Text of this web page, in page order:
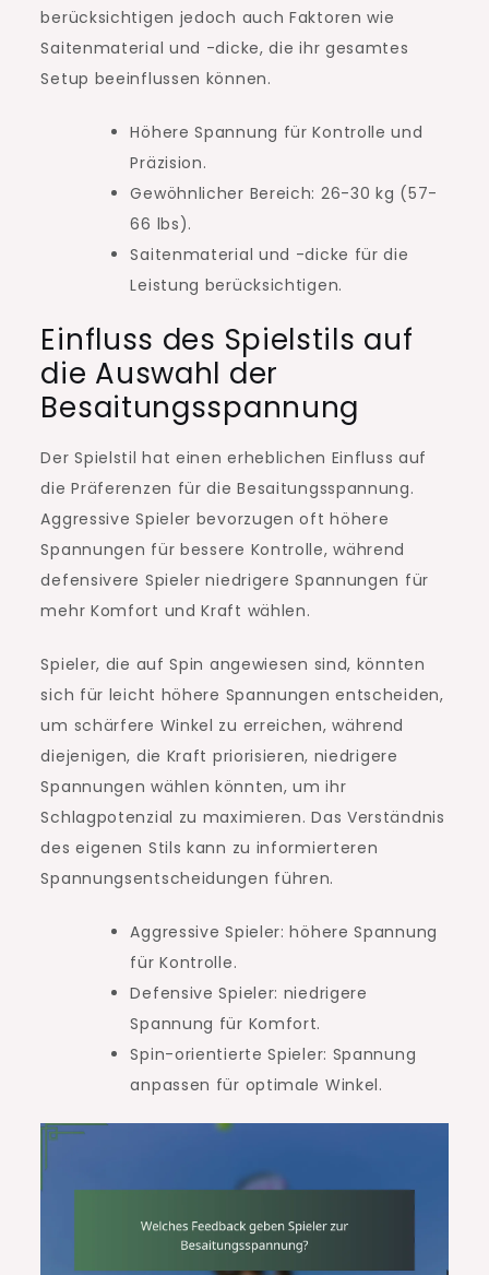
berücksichtigen jedoch auch Faktoren wie
Saitenmaterial und -dicke, die ihr gesamtes
Setup beeinflussen können.
Höhere Spannung für Kontrolle und
Präzision.
Gewöhnlicher Bereich: 26-30 kg (57-
66 lbs).
Saitenmaterial und -dicke für die
Leistung berücksichtigen.
Einfluss des Spielstils auf
die Auswahl der
Besaitungsspannung
Der Spielstil hat einen erheblichen Einfluss auf
die Präferenzen für die Besaitungsspannung.
Aggressive Spieler bevorzugen oft höhere
Spannungen für bessere Kontrolle, während
defensivere Spieler niedrigere Spannungen für
mehr Komfort und Kraft wählen.
Spieler, die auf Spin angewiesen sind, könnten
sich für leicht höhere Spannungen entscheiden,
um schärfere Winkel zu erreichen, während
diejenigen, die Kraft priorisieren, niedrigere
Spannungen wählen könnten, um ihr
Schlagpotenzial zu maximieren. Das Verständnis
des eigenen Stils kann zu informierteren
Spannungsentscheidungen führen.
Aggressive Spieler: höhere Spannung
für Kontrolle.
Defensive Spieler: niedrigere
Spannung für Komfort.
Spin-orientierte Spieler: Spannung
anpassen für optimale Winkel.